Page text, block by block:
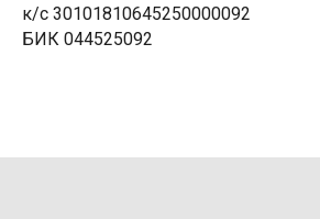
к/с 30101810645250000092
БИК 044525092